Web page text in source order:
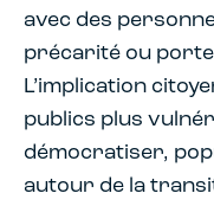
avec des
précarité ou
L’implication
publics plus
démocratiser,
autour de la